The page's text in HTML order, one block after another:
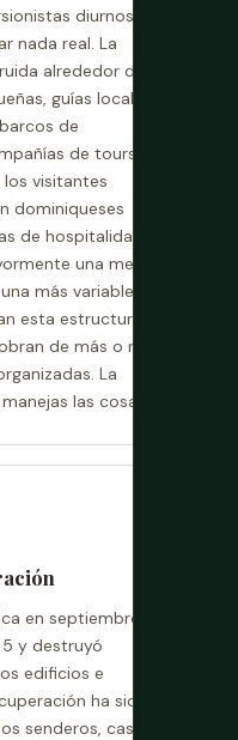
diurnos que
nada real. La
alrededor de
guías locales,
de
de tours de
visitantes
dominiqueses
de hospitalidad
una mejor
más variable. Las
esta estructura:
de más o no
La
las cosas.
en septiembre de
y destruyó
edificios e
ha sido
senderos, casas de